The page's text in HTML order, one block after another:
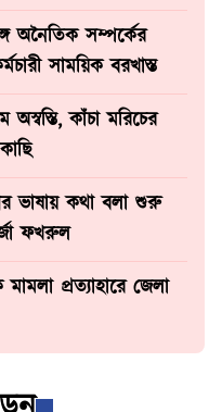
অনৈতিক সম্পর্কের
সাময়িক বরখাস্ত
কাঁচা মরিচের
ভাষায় কথা বলা শুরু
ফখরুল
প্রত্যাহারে জেলা